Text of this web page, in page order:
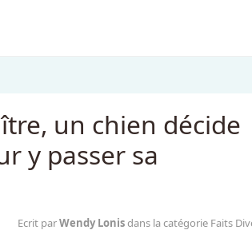
un chien décide
y passer sa
Ecrit parWendy Lonisdans la catégorie Faits